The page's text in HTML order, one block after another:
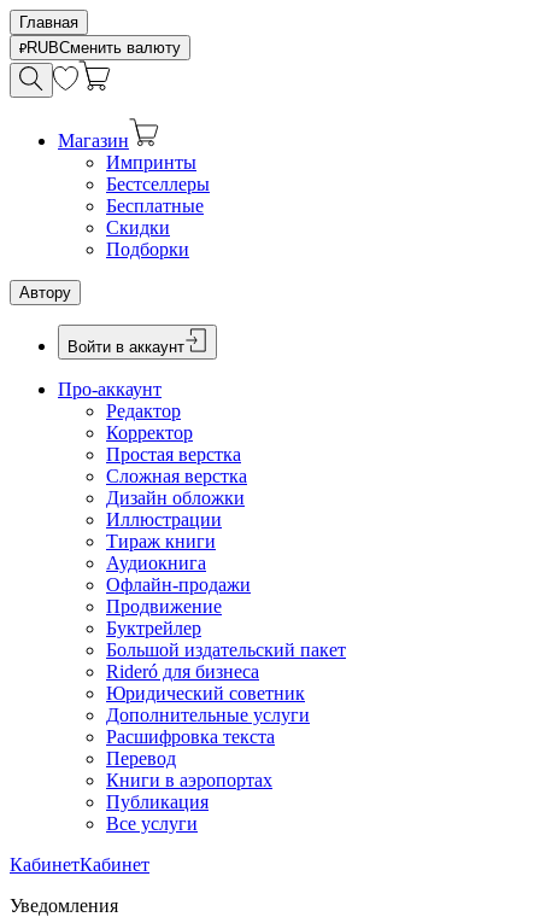
Главная
RUBСменить валюту
Магазин
Импринты
Бестселлеры
Бесплатные
Скидки
Подборки
Автору
Войти в аккаунт
Про-аккаунт
Редактор
Корректор
Простая верстка
Сложная верстка
Дизайн обложки
Иллюстрации
Тираж книги
Аудиокнига
Офлайн-продажи
Продвижение
Буктрейлер
Большой издательский пакет
Rideró для бизнеса
Юридический советник
Дополнительные услуги
Расшифровка текста
Перевод
Книги в аэропортах
Публикация
Все услуги
КабинетКабинет
Уведомления